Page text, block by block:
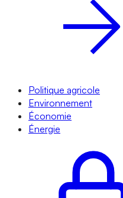
Politique agricole
Environnement
Économie
Énergie